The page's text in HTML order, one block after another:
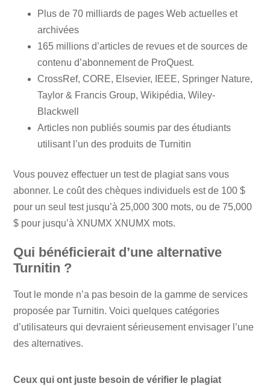
Plus de 70 milliards de pages Web actuelles et
archivées
165 millions d’articles de revues et de sources de
contenu d’abonnement de ProQuest.
CrossRef, CORE, Elsevier, IEEE, Springer Nature,
Taylor & Francis Group, Wikipédia, Wiley-
Blackwell
Articles non publiés soumis par des étudiants
utilisant l’un des produits de Turnitin
Vous pouvez effectuer un test de plagiat sans vous
abonner. Le coût des chèques individuels est de 100 $
pour un seul test jusqu’à 25,000 300 mots, ou de 75,000
$ pour jusqu’à XNUMX XNUMX mots.
Qui bénéficierait d’une alternative
Turnitin ?
Tout le monde n’a pas besoin de la gamme de services
proposée par Turnitin. Voici quelques catégories
d’utilisateurs qui devraient sérieusement envisager l’une
des alternatives.
Ceux qui ont juste besoin de vérifier le plagiat